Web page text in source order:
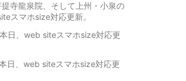
提寺龍泉院、そして上州・小泉の
スマホsize対応更新。
日、web siteスマホsize対応更
日、web siteスマホsize対応更